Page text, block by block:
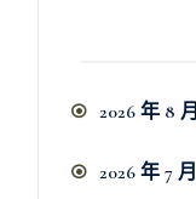
2026 年 8 月
2026 年 7 月